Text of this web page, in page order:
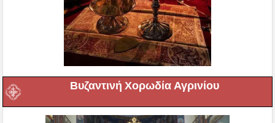
Βυζαντινή Χορωδία Αγρινίου